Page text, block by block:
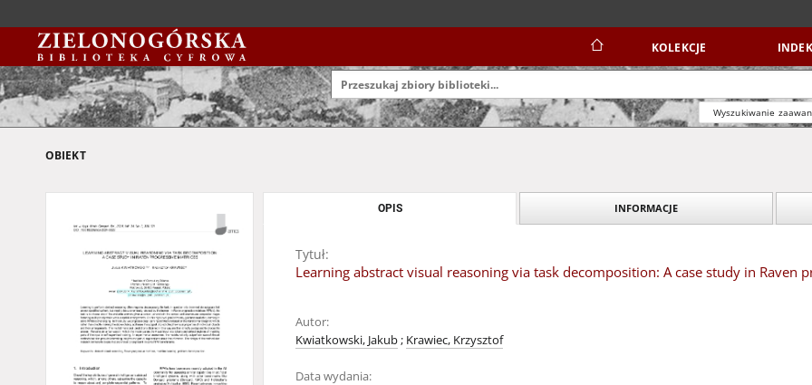
KOLEKCJE
Wyszukiwanie
OBIEKT
OPIS INFORMACJE
Tytuł:
Learning abstract visual reasoning via task decomposition: A case study in Raven
Autor:
Kwiatkowski, Jakub; Krawiec, Krzysztof
Data wydania: